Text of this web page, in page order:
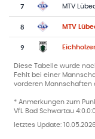
7 MTV
8 MTV
9
Diese Tabelle wurde
Fehlt bei einer
vorderen Mannschaften
* Anmerkungen zum
VfL Bad Schwartau
letztes Update: